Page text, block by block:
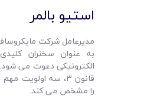
استیو بالمر
مدیرعامل شرکت
به عنوان سخنران
الکترونیکی دعوت می
قانون 3، سه اولویت
را مشخص می کند.